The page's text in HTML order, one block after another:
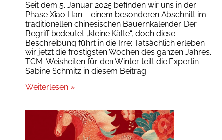
Seit dem 5. Januar 2025 befinden wir uns in der
Phase Xiao Han – einem besonderen Abschnitt im
traditionellen chinesischen Bauernkalender. Der
Begriff bedeutet „kleine Kälte“, doch diese
Beschreibung führt in die Irre: Tatsächlich erleben
wir jetzt die frostigsten Wochen des ganzen Jahres.
TCM-Weisheiten für den Winter teilt die Expertin
Sabine Schmitz in diesem Beitrag.
Weiterlesen »